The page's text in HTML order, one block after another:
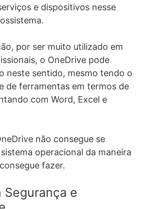
e dispositivos nesse
por ser muito utilizado em
o OneDrive pode
neste sentido, mesmo tendo o
de ferramentas em termos de
com Word, Excel e
não consegue se
operacional da maneira
fazer.
Segurança e